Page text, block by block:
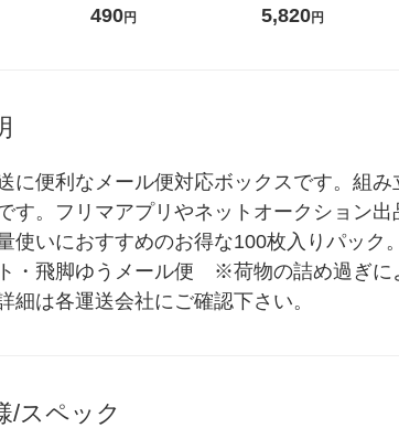
コウォーター）2L ラベルレ
490円
ガジャンボ 2300g 1セ
（2個入) 洗濯洗剤 花王
5,820円
に便利なメール便対応ボックスです。組
す。フリマアプリやネットオークション
使いにおすすめのお得な100枚入りパッ
・飛脚ゆうメール便　※荷物の詰め過ぎ
細は各運送会社にご確認下さい。
/スペック